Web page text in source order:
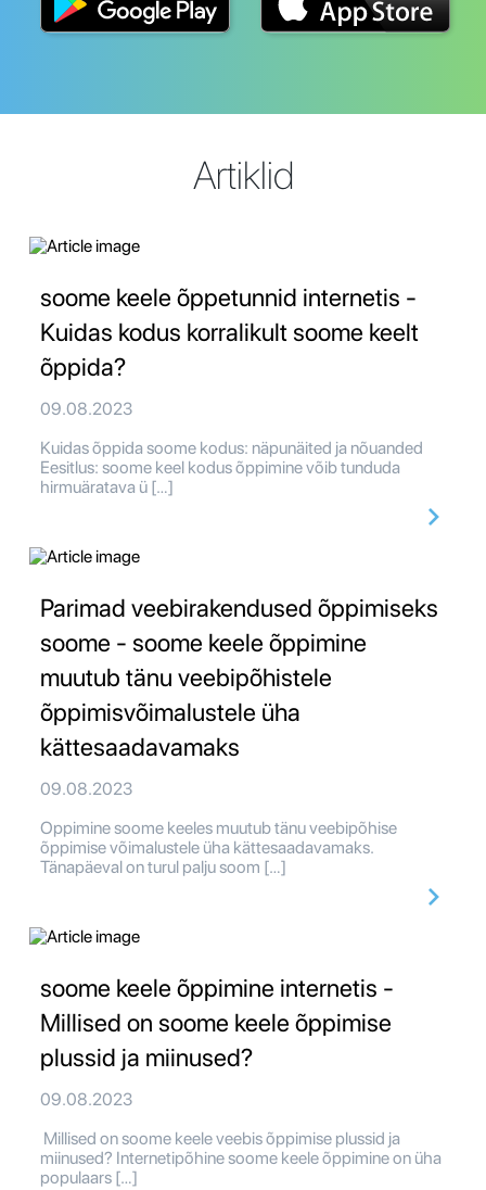
Artiklid
soome keele õppetunnid internetis -
Kuidas kodus korralikult soome keelt
õppida?
09.08.2023
Kuidas õppida soome kodus: näpunäited ja nõuanded
Eesitlus: soome keel kodus õppimine võib tunduda
hirmuäratava ü […]
Parimad veebirakendused õppimiseks
soome - soome keele õppimine
muutub tänu veebipõhistele
õppimisvõimalustele üha
kättesaadavamaks
09.08.2023
Oppimine soome keeles muutub tänu veebipõhise
õppimise võimalustele üha kättesaadavamaks.
Tänapäeval on turul palju soom […]
soome keele õppimine internetis -
Millised on soome keele õppimise
plussid ja miinused?
09.08.2023
Millised on soome keele veebis õppimise plussid ja
miinused? Internetipõhine soome keele õppimine on üha
populaars […]